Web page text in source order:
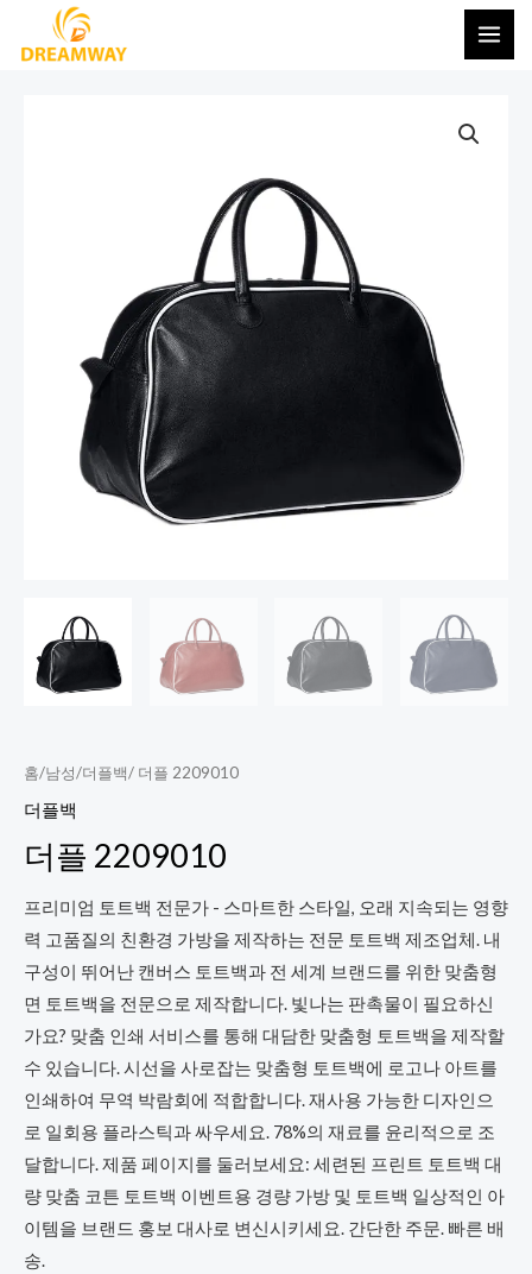
메
인
뉴
홈/남성/더플백/ 더플 2209010
더플백
더플 2209010
프리미엄 토트백 전문가 - 스마트한 스타일, 오래 지속되는 영향
력 고품질의 친환경 가방을 제작하는 전문 토트백 제조업체. 내
구성이 뛰어난 캔버스 토트백과 전 세계 브랜드를 위한 맞춤형
면 토트백을 전문으로 제작합니다. 빛나는 판촉물이 필요하신
가요? 맞춤 인쇄 서비스를 통해 대담한 맞춤형 토트백을 제작할
수 있습니다. 시선을 사로잡는 맞춤형 토트백에 로고나 아트를
인쇄하여 무역 박람회에 적합합니다. 재사용 가능한 디자인으
로 일회용 플라스틱과 싸우세요. 78%의 재료를 윤리적으로 조
달합니다. 제품 페이지를 둘러보세요: 세련된 프린트 토트백 대
량 맞춤 코튼 토트백 이벤트용 경량 가방 및 토트백 일상적인 아
이템을 브랜드 홍보 대사로 변신시키세요. 간단한 주문. 빠른 배
송.